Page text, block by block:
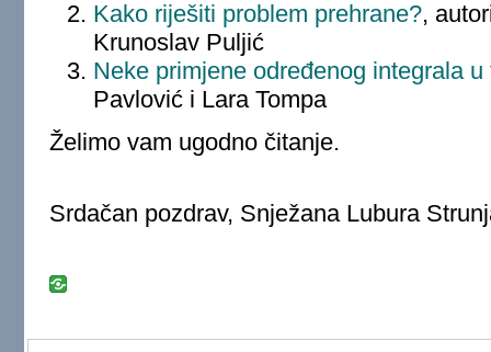
Kako riješiti problem prehrane?,
Krunoslav Puljić
Neke primjene određenog integrala u
Pavlović i Lara Tompa
Želimo vam ugodno čitanje.
Srdačan pozdrav, Snježana Lubura